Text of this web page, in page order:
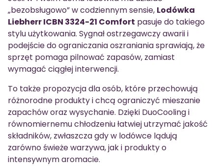
„bezobsługowo” w codziennym sensie, Lodówka
Liebherr ICBN 3324-21 Comfort pasuje do takiego
stylu użytkowania. Sygnał ostrzegawczy awarii i
podejście do ograniczania oszraniania sprawiają, że
sprzęt pomaga pilnować zapasów, zamiast
wymagać ciągłej interwencji.
To także propozycja dla osób, które przechowują
różnorodne produkty i chcą ograniczyć mieszanie
zapachów oraz wysychanie. Dzięki DuoCooling i
równomiernemu chłodzeniu łatwiej utrzymać jakość
składników, zwłaszcza gdy w lodówce lądują
zarówno świeże warzywa, jak i produkty o
intensywnym aromacie.